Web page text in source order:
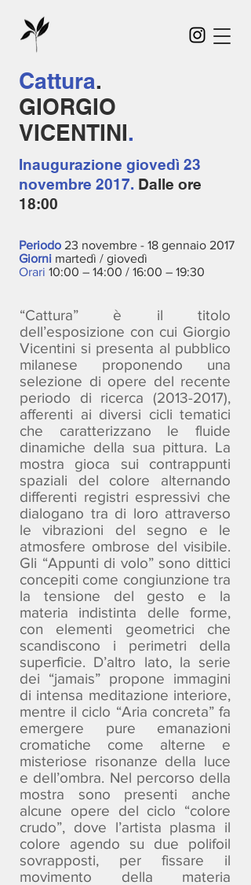
Cattura.
GIORGIO
VICENTINI.
Inaugurazione giovedì 23
novembre 2017. Dalle ore
18:00
Periodo 23 novembre - 18 gennaio 2017
Giorni martedì / giovedì
Orari 10:00 – 14:00 / 16:00 – 19:30
“Cattura” è il titolo
dell’esposizione con cui Giorgio
Vicentini si presenta al pubblico
milanese proponendo una
selezione di opere del recente
periodo di ricerca (2013-2017),
afferenti ai diversi cicli tematici
che caratterizzano le fluide
dinamiche della sua pittura. La
mostra gioca sui contrappunti
spaziali del colore alternando
differenti registri espressivi che
dialogano tra di loro attraverso
le vibrazioni del segno e le
atmosfere ombrose del visibile.
Gli “Appunti di volo” sono dittici
concepiti come congiunzione tra
la tensione del gesto e la
materia indistinta delle forme,
con elementi geometrici che
scandiscono i perimetri della
superficie. D’altro lato, la serie
dei “jamais” propone immagini
di intensa meditazione interiore,
mentre il ciclo “Aria concreta” fa
emergere pure emanazioni
cromatiche come alterne e
misteriose risonanze della luce
e dell’ombra. Nel percorso della
mostra sono presenti anche
alcune opere del ciclo “colore
crudo”, dove l’artista plasma il
colore agendo su due polifoil
sovrapposti, per fissare il
movimento della materia